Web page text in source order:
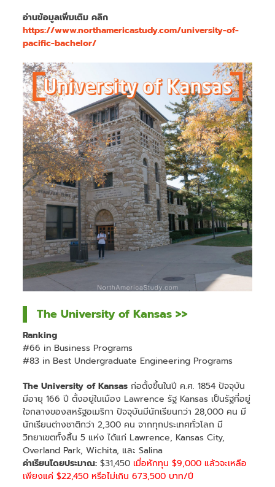
อ่านข้อมูลเพิ่มเติม คลิก
https://www.northamericastudy.com/university-of-
pacific-bachelor/
The University of Kansas >>
Ranking
#66 in Business Programs
#83 in Best Undergraduate Engineering Programs
The University of Kansas ก่อตั้งขึ้นในปี ค.ศ. 1854 ปัจจุบัน
มีอายุ 166 ปี ตั้งอยู่ในเมือง Lawrence รัฐ Kansas เป็นรัฐที่อยู่
ใจกลางของสหรัฐอเมริกา ปัจจุบันมีนักเรียนกว่า 28,000 คน มี
นักเรียนต่างชาติกว่า 2,300 คน จากทุกประเทศทั่วโลก มี
วิทยาเขตทั้งสิ้น 5 แห่ง ได้แก่ Lawrence, Kansas City,
Overland Park, Wichita, และ Salina
ค่าเรียนโดยประมาณ: $31,450เมื่อหักทุน $9,000 แล้วจะเหลือ
เพียงแค่ $22,450 หรือไม่เกิน 673,500 บาท/ปี